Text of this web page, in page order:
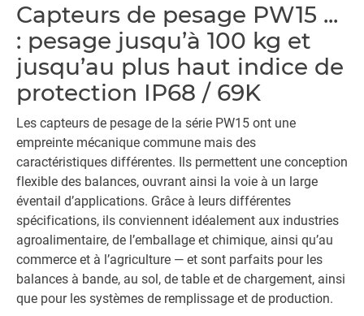
Capteurs de pesage PW15 ...
: pesage jusqu’à 100 kg et
jusqu’au plus haut indice de
protection IP68 / 69K
Les capteurs de pesage de la série PW15 ont une
empreinte mécanique commune mais des
caractéristiques différentes. Ils permettent une conception
flexible des balances, ouvrant ainsi la voie à un large
éventail d’applications. Grâce à leurs différentes
spécifications, ils conviennent idéalement aux industries
agroalimentaire, de l’emballage et chimique, ainsi qu’au
commerce et à l’agriculture — et sont parfaits pour les
balances à bande, au sol, de table et de chargement, ainsi
que pour les systèmes de remplissage et de production.